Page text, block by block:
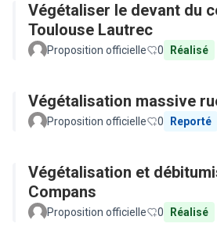
Végétaliser le devant du
Toulouse Lautrec
Proposition officielle 0 Réalisé
Végétalisation massive
Proposition officielle 0 Reporté
Végétalisation et
Compans
Proposition officielle 0 Réalisé